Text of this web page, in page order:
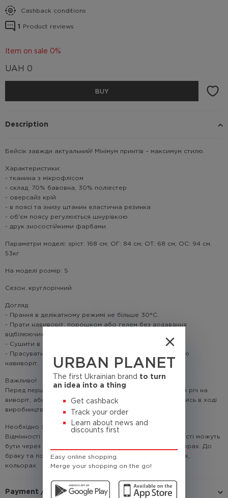
URBAN PLANET
The first Ukrainian brand to turn
an idea into a thing
Get cashback
Track your order
Learn about news and
discounts first
Easy online shopping.
Merge your shopping on the go!
Cashback conditions
1 Product reviews
Item on sale 0%
UAH 0
BUY
Description
Бейсік завжди актуальний! Мінімум принтів – максимум стилю.
Характеристики:
- тканина з мікрофлісом
- склад: 70% бавовна, 30% поліестер
- оверсайз крій
- в поясі та знизу штанин еластична резинка
- об'єм поясу регулюється шнурівкою
- друк зносостійкими фарбами
Параметри моделі: зріст: 168 см; ОГ: 84 см; ОТ: 68 см; ОС: 94 см.
53кг
На моделі розмір: S
Сезон: круглорічний
Догляд:
- Прання в делікатному режимі не більше 30°C.
- Прати навиворіт, порошком або гелем без додавання
відбілюючих речовин та хлору.
- Сушити в підвішеному стані.
- Прасувати паровою праскою або звичайною праскою
навиворіт.
Важливо!
Перед першим використанням рекомендовано випрати річ на
виворіт, аби усунути частинки мікрофлісу, що залишились в ході
виробництва.
Необхідно знати!
Відмінності у кольорі товару на зображенні і в реальності можуть
бути через недосконале відтворення графіки на моніторах. До
браку та повернення не належать відмінності у відтінках,
кольорах.
Payment / Delivery